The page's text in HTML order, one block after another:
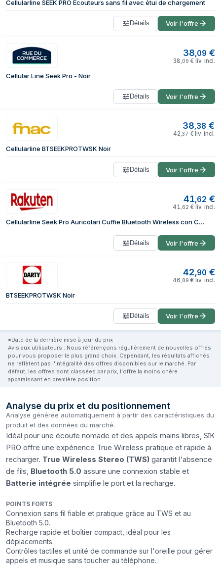
Cellularline SEEK PRO Écouteurs sans fil avec étui de chargement
Détails Voir l'offre
38,09 €
38 09 € liv. incl.
Cellular Line Seek Pro - Noir
Détails Voir l'offre
38,38 €
42 37 € liv. incl.
Cellularline BTSEEKPROTWSK Noir
Détails Voir l'offre
41,62 €
41 62 € liv. incl.
Cellularline Seek Pro Auricolari Cuffie Bluetooth Wireless con Custodia di Ricarica con Display Led Nero
Détails Voir l'offre
42,90 €
46 89 € liv. incl.
BTSEEKPROTWSK Noir
Détails Voir l'offre
*Date de la dernière mise à jour du prix
Avis aux utilisateurs : Nous référençons régulièrement de nouvelles offres
pour vous proposer le plus grand choix. Cependant, les résultats affichés
ne reflètent pas l'intégralité des offres disponibles sur le marché. Par
défaut, les offres sont classées par prix, l'offre la moins chère
apparaissant en première position.
Analyse du prix et du positionnement
Analyse générée automatiquement à partir des caractéristiques du
produit et des données du marché.
Idéal pour une écoute nomade et des appels mains libres, SîK
PRO offre une expérience True Wireless pratique et rapide à
recharger. True Wireless Stereo (TWS) garantit l'absence
de fils, Bluetooth 5.0 assure une connexion stable et
Batterie intégrée simplifie le port et la recharge.
POINTS FORTS
Connexion sans fil fiable et pratique grâce au TWS et au
Bluetooth 5.0.
Recharge rapide et boîtier compact, idéal pour les
déplacements.
Contrôles tactiles et unité de commande sur l'oreille pour gérer
appels et musique sans toucher au téléphone.